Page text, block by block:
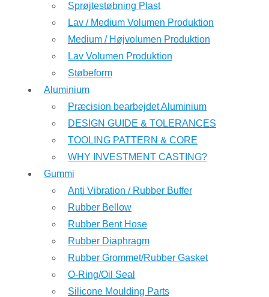
Sprøjtestøbning Plast
Lav / Medium Volumen Produktion
Medium / Højvolumen Produktion
Lav Volumen Produktion
Støbeform
Aluminium
Præcision bearbejdet Aluminium
DESIGN GUIDE & TOLERANCES
TOOLING PATTERN & CORE
WHY INVESTMENT CASTING?
Gummi
Anti Vibration / Rubber Buffer
Rubber Bellow
Rubber Bent Hose
Rubber Diaphragm
Rubber Grommet/Rubber Gasket
O-Ring/Oil Seal
Silicone Moulding Parts